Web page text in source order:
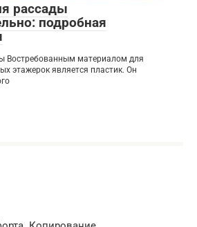
рассады
подробная
Востребованным материалом для
этажерок является пластик. Он